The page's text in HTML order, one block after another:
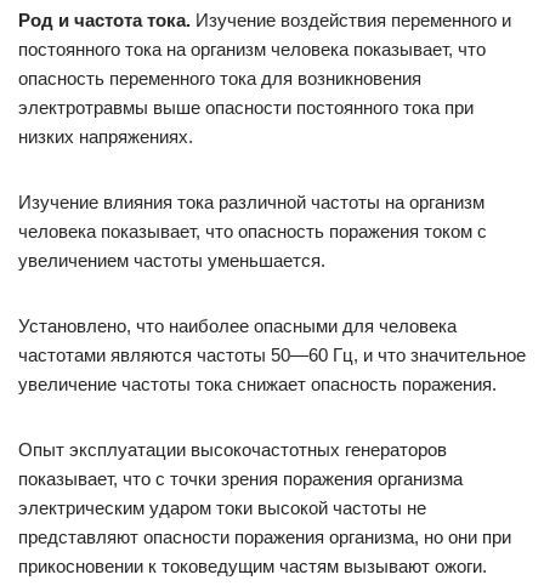
Род и частота тока. Изучение воздействия переменного и
по­стоянного тока на организм человека показывает, что
опасность переменного тока для возникновения
электротравмы выше опас­ности постоянного тока при
низких напряжениях.
Изучение влияния тока различной частоты на организм
чело­века показывает, что опасность поражения током с
увеличением частоты уменьшается.
Установлено, что наиболее опасными для человека
частотами являются частоты 50—60 Гц, и что значительное
увеличение частоты тока снижает опасность поражения.
Опыт эксплуатации высокочастотных генераторов
показывает, что с точки зрения поражения организма
электрическим ударом токи высокой частоты не
представляют опасности поражения организма, но они при
прикосновении к токоведущим частям вызывают ожоги.